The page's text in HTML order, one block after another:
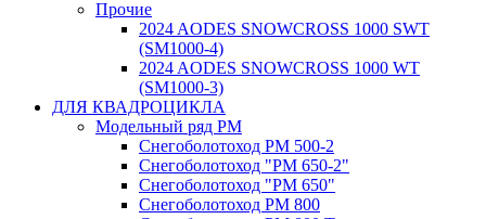
Прочие
2024 AODES SNOWCROSS 1000 SWT
(SM1000-4)
2024 AODES SNOWCROSS 1000 WT
(SM1000-3)
ДЛЯ КВАДРОЦИКЛА
Модельный ряд РМ
Снегоболотоход РМ 500-2
Снегоболотоход "РМ 650-2"
Снегоболотоход "РМ 650"
Снегоболотоход РМ 800